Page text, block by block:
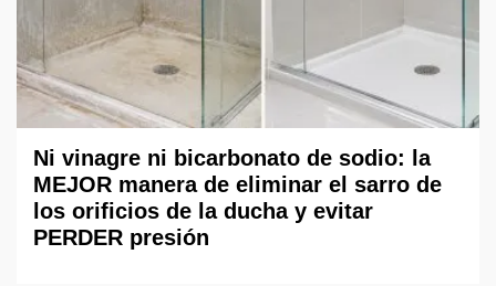
Ni vinagre ni bicarbonato de sodio: la
MEJOR manera de eliminar el sarro de
los orificios de la ducha y evitar
PERDER presión